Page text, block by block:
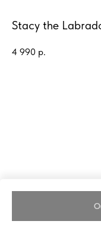
Stacy the
4 990 р.